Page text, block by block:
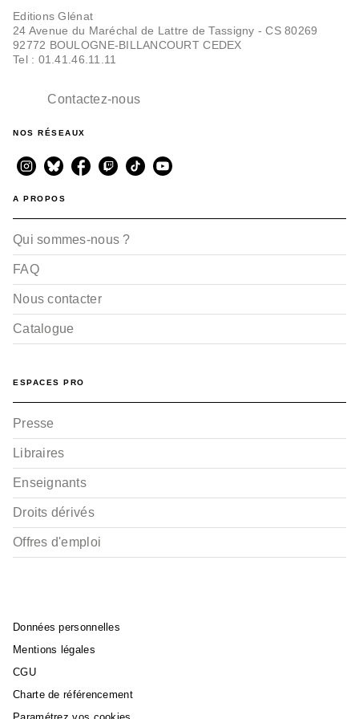
Editions Glénat
24 Avenue du Maréchal de Lattre de Tassigny - CS 80269
92772 BOULOGNE-BILLANCOURT CEDEX
Tel : 01.41.46.11.11
Contactez-nous
NOS RÉSEAUX
A PROPOS
Qui sommes-nous ?
FAQ
Nous contacter
Catalogue
ESPACES PRO
Presse
Libraires
Enseignants
Droits dérivés
Offres d'emploi
Données personnelles
Mentions légales
CGU
Charte de référencement